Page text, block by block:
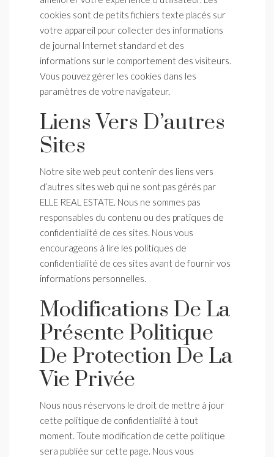
cookies sont de petits fichiers texte placés sur
votre appareil pour collecter des informations
de journal Internet standard et des
informations sur le comportement des visiteurs.
Vous pouvez gérer les cookies dans les
paramètres de votre navigateur.
Liens Vers D’autres
Sites
Notre site web peut contenir des liens vers
d’autres sites web qui ne sont pas gérés par
ELLE REAL ESTATE. Nous ne sommes pas
responsables du contenu ou des pratiques de
confidentialité de ces sites. Nous vous
encourageons à lire les politiques de
confidentialité de ces sites avant de fournir vos
informations personnelles.
Modifications De La
Présente Politique
De Protection De La
Vie Privée
Nous nous réservons le droit de mettre à jour
cette politique de confidentialité à tout
moment. Toute modification de cette politique
sera publiée sur cette page. Nous vous